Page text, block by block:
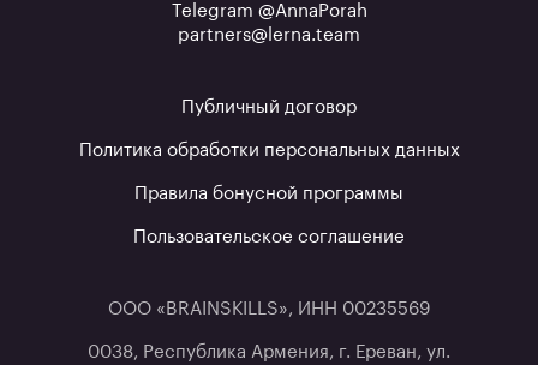
Telegram @AnnaPorah
partners@lerna.team
Публичный договор
Политика обработки персональных данных
Правила бонусной программы
Пользовательское соглашение
ООО «BRAINSKILLS», ИНН 00235569
0038, Республика Армения, г. Ереван, ул.